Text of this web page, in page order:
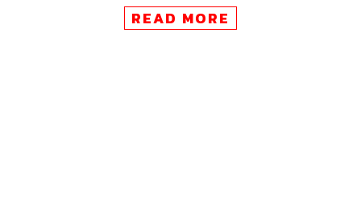
งานมหกรรมหนังสือระดับชาติ
เค ร้อยล้าน (คเณศพิศณุเทพ จักรภพมหาเดชา)
READ MORE